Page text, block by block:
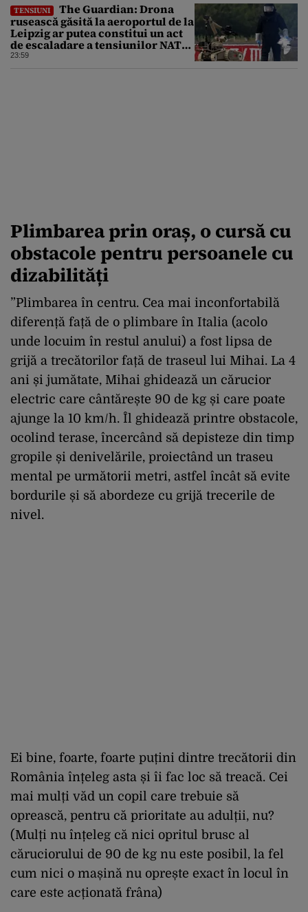
TENSIUNI
The Guardian: Drona
rusească găsită la aeroportul de la
Leipzig ar putea constitui un act
de escaladare a tensiunilor NATO-
Rusia
23:59
Plimbarea prin oraș, o cursă cu
obstacole pentru persoanele cu
dizabilități
”Plimbarea în centru. Cea mai inconfortabilă
diferență față de o plimbare în Italia (acolo
unde locuim în restul anului) a fost lipsa de
grijă a trecătorilor față de traseul lui Mihai. La 4
ani și jumătate, Mihai ghidează un cărucior
electric care cântărește 90 de kg și care poate
ajunge la 10 km/h. Îl ghidează printre obstacole,
ocolind terase, încercând să depisteze din timp
gropile și denivelările, proiectând un traseu
mental pe următorii metri, astfel încât să evite
bordurile și să abordeze cu grijă trecerile de
nivel.
Ei bine, foarte, foarte puțini dintre trecătorii din
România înțeleg asta și îi fac loc să treacă. Cei
mai mulți văd un copil care trebuie să
oprească, pentru că prioritate au adulții, nu?
(Mulți nu înțeleg că nici opritul brusc al
căruciorului de 90 de kg nu este posibil, la fel
cum nici o mașină nu oprește exact în locul în
care este acționată frâna)